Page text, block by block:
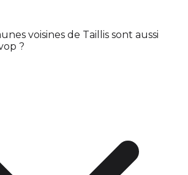
voisines de Taillis sont aussi
?